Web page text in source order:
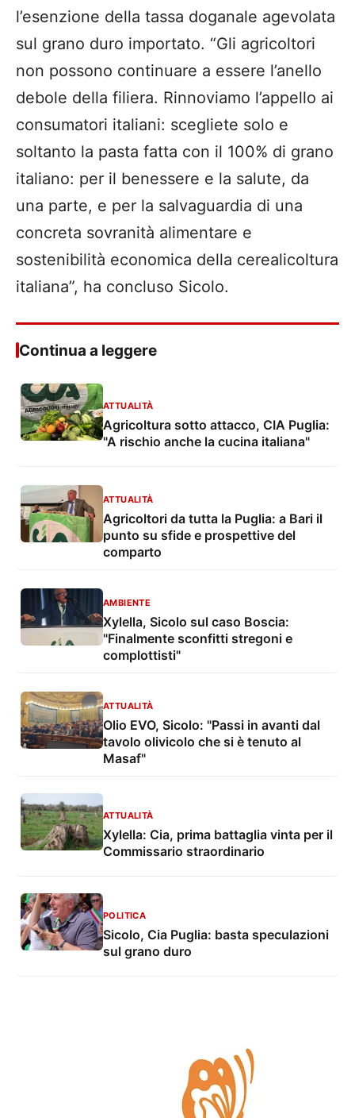
l’esenzione della tassa doganale agevolata
sul grano duro importato. “Gli agricoltori
non possono continuare a essere l’anello
debole della filiera. Rinnoviamo l’appello ai
consumatori italiani: scegliete solo e
soltanto la pasta fatta con il 100% di grano
italiano: per il benessere e la salute, da
una parte, e per la salvaguardia di una
concreta sovranità alimentare e
sostenibilità economica della cerealicoltura
italiana”, ha concluso Sicolo.
Continua a leggere
ATTUALITÀ
Agricoltura sotto attacco, CIA Puglia:
"A rischio anche la cucina italiana"
ATTUALITÀ
Agricoltori da tutta la Puglia: a Bari il
punto su sfide e prospettive del
comparto
AMBIENTE
Xylella, Sicolo sul caso Boscia:
"Finalmente sconfitti stregoni e
complottisti"
ATTUALITÀ
Olio EVO, Sicolo: "Passi in avanti dal
tavolo olivicolo che si è tenuto al
Masaf"
ATTUALITÀ
Xylella: Cia, prima battaglia vinta per il
Commissario straordinario
POLITICA
Sicolo, Cia Puglia: basta speculazioni
sul grano duro